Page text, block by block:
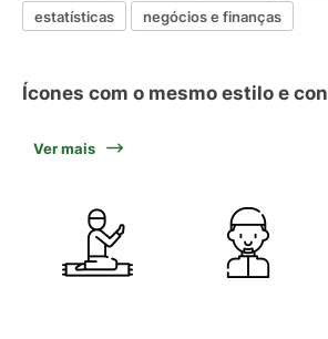
estatísticas
negócios e finanças
Ícones com o mesmo estilo e
Ver mais